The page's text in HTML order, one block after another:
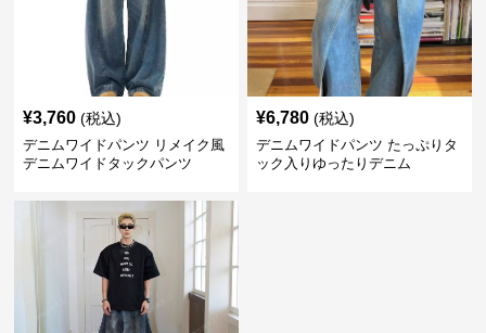
¥3,760 (税込)
デニムワイドパンツ リメイク風
デニムワイドタックパンツ
¥6,780 (税込)
デニムワイドパンツ たっぷりタ
ック入りゆったりデニム